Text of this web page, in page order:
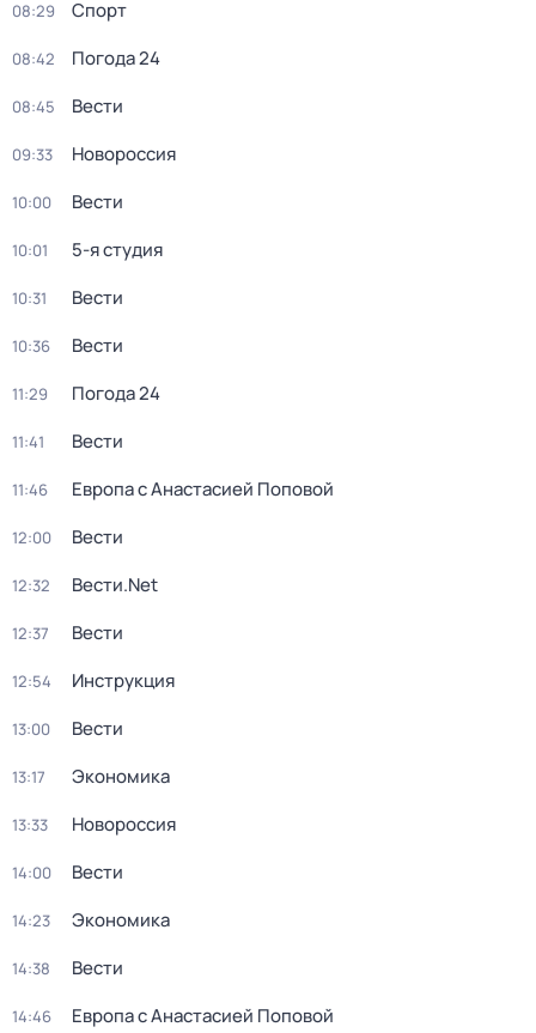
08:29 Спорт
08:42 Погода 24
08:45 Вести
09:33 Новороссия
10:00 Вести
10:01 5-я студия
10:31 Вести
10:36 Вести
11:29 Погода 24
11:41 Вести
11:46 Европа с Анастасией Поповой
12:00 Вести
12:32 Вести.Net
12:37 Вести
12:54 Инструкция
13:00 Вести
13:17 Экономика
13:33 Новороссия
14:00 Вести
14:23 Экономика
14:38 Вести
14:46 Европа с Анастасией Поповой